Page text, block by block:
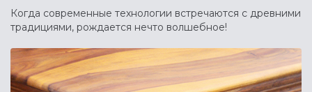
Когда современные технологии встречаются с древними
традициями, рождается нечто волшебное!